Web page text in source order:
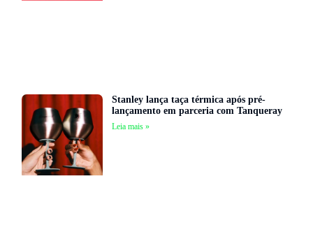
Stanley lança taça térmica após pré-
lançamento em parceria com Tanqueray
Leia mais »